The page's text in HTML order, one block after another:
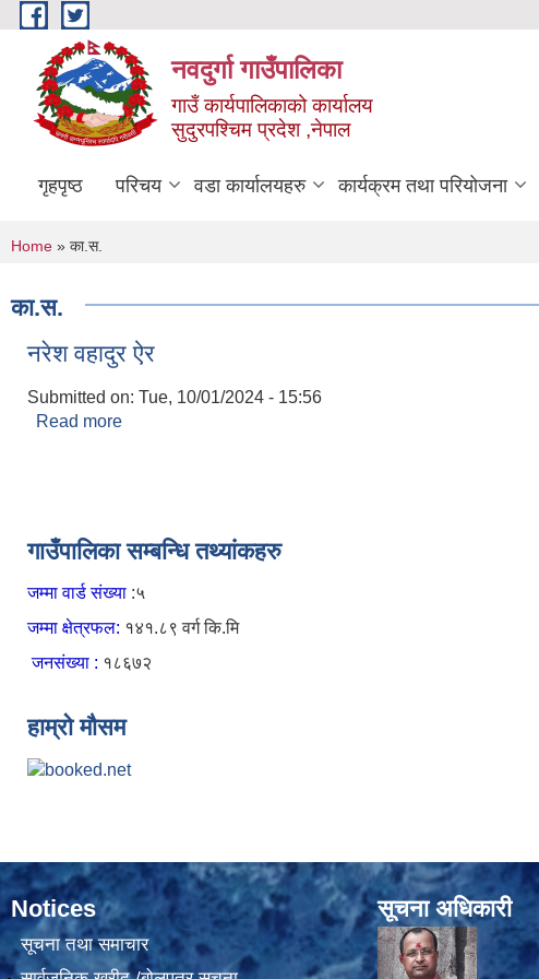
Skip to main content
नवदुर्गा गाउँपालिका
गाउँ कार्यपालिकाको कार्यालय
सुदुरपश्चिम प्रदेश ,नेपाल
गृहपृष्ठ परिचय वडा कार्यालयहरु कार्यक्रम तथा परियोजना
You are here
Home » का.स.
का.स.
नरेश वहादुर ऐर
Submitted on: Tue, 10/01/2024 - 15:56
Read more
गाउँपालिका सम्बन्धि तथ्यांकहरु
जम्मा वार्ड संख्या :५
जम्मा क्षेत्रफल: १४१.८९ वर्ग कि.मि
जनसंख्या : १८६७२
हाम्रो मौसम
Notices
सूचना तथा समाचार
सूचना अधिकारी